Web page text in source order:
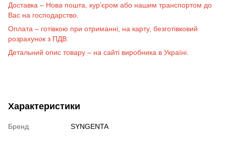
Доставка – Нова пошта, кур’єром або нашим транспортом до
Вас на господарство.
Оплата – готівкою при отриманні, на карту, безготівковий
розрахунок з ПДВ.
Детальний опис товару – на сайті виробника в Україні.
Характеристики
Бренд SYNGENTA